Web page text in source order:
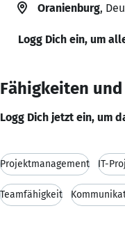
Oranienburg,
Logg Dich ein, um
Fähigkeiten
Logg Dich jetzt ein, um
Projektmanagement IT-
Teamfähigkeit